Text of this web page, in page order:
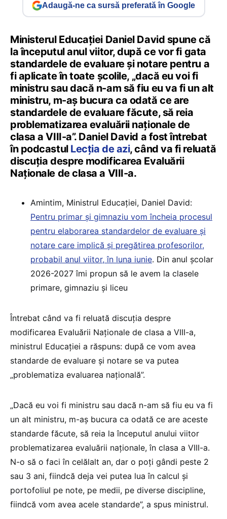
Adaugă-ne ca sursă preferată în Google
Ministerul Educației Daniel David spune că
la începutul anul viitor, după ce vor fi gata
standardele de evaluare și notare pentru a
fi aplicate în toate școlile, „dacă eu voi fi
ministru sau dacă n-am să fiu eu va fi un alt
ministru, m-aș bucura ca odată ce are
standardele de evaluare făcute, să reia
problematizarea evaluării naționale de
clasa a VIII-a”. Daniel David a fost întrebat
în podcastul Lecția de azi, când va fi reluată
discuția despre modificarea Evaluării
Naționale de clasa a VIII-a.
Amintim, Ministrul Educației, Daniel David:
Pentru primar și gimnaziu vom încheia procesul
pentru elaborarea standardelor de evaluare și
notare care implică și pregătirea profesorilor,
probabil anul viitor, în luna iunie. Din anul școlar
2026-2027 îmi propun să le avem la clasele
primare, gimnaziu și liceu
Întrebat când va fi reluată discuția despre
modificarea Evaluării Naționale de clasa a VIII-a,
ministrul Educației a răspuns: după ce vom avea
standarde de evaluare și notare se va putea
„problematiza evaluarea națională”.
„Dacă eu voi fi ministru sau dacă n-am să fiu eu va fi
un alt ministru, m-aș bucura ca odată ce are aceste
standarde făcute, să reia la începutul anului viitor
problematizarea evaluării naționale, în clasa a VIII-a.
N-o să o faci în celălalt an, dar o poți gândi peste 2
sau 3 ani, fiindcă deja vei putea lua în calcul și
portofoliul pe note, pe medii, pe diverse discipline,
fiindcă vom avea acele standarde”, a spus ministrul.